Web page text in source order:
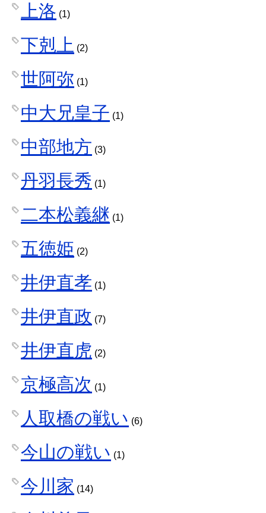
上洛 (1)
下剋上 (2)
世阿弥 (1)
中大兄皇子 (1)
中部地方 (3)
丹羽長秀 (1)
二本松義継 (1)
五徳姫 (2)
井伊直孝 (1)
井伊直政 (7)
井伊直虎 (2)
京極高次 (1)
人取橋の戦い (6)
今山の戦い (1)
今川家 (14)